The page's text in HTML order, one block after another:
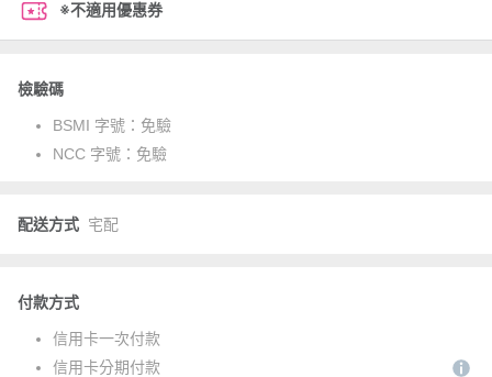
※不適用優惠券
檢驗碼
BSMI 字號： 免驗
NCC 字號： 免驗
配送方式 宅配
付款方式
信用卡一次付款
信用卡分期付款